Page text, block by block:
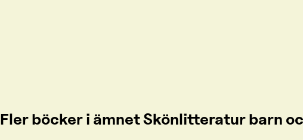
Fler böcker i ämnet Skönlitteratur barn